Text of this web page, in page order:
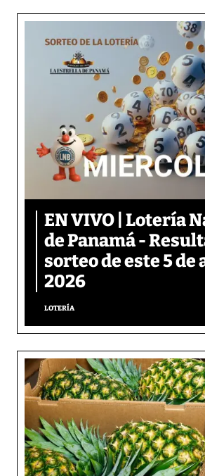
EN VIVO | Lotería
de Panamá -
sorteo de este 5 de
2026
LOTERÍA